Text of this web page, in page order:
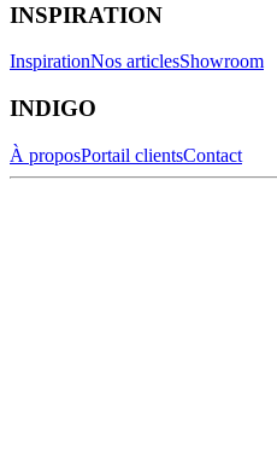
INSPIRATION
InspirationNos articlesShowroom
INDIGO
À proposPortail clientsContact